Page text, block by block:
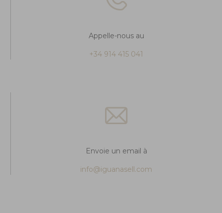
Appelle-nous au
+34 914 415 041
Envoie un email à
info@iguanasell.com